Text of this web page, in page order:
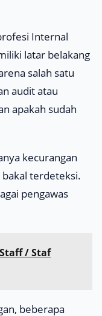
Internal
latar belakang
salah satu
audit atau
apakah sudah
kecurangan
bakal terdeteksi.
pengawas
/ Staf
beberapa